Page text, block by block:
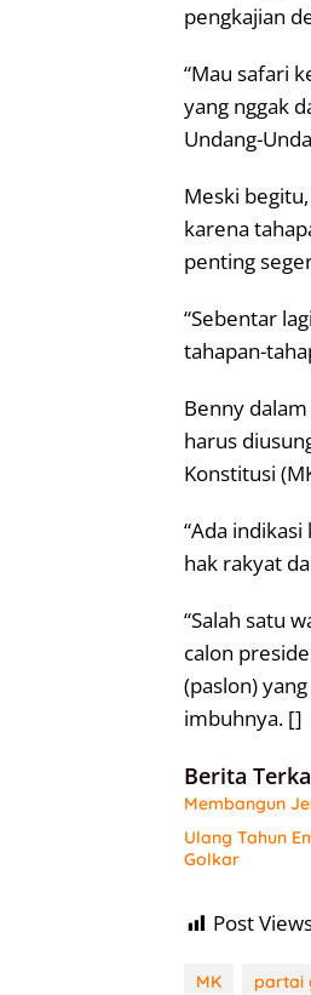
pengkajian
“Mau safari
yang nggak
Undang-
Meski
karena
penting
“Sebentar
tahapan-
Benny
harus
Konstitusi
“Ada
hak rakyat
“Salah satu
calon
(paslon)
imbuhnya. []
Berita
Membangun
Ulang Tahun
Golkar
Post
MK partai